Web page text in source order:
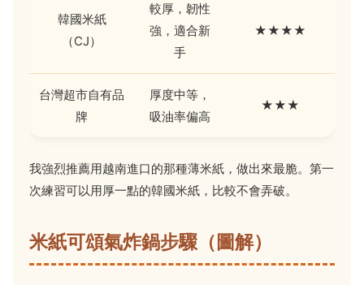
韓國米紙
（CJ）
較厚，韌性
強，適合新
手
★★★★
台灣超市自有品
牌
厚度中等，
吸油率偏高
★★★
我強烈推薦用越南進口的那種薄米紙，做出來最脆。第一
次練習可以用厚一點的韓國米紙，比較不會弄破。
米紙可頌氣炸鍋步驟（圖解）